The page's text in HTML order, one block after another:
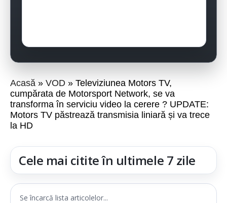
Acasă VOD
Televiziunea Motors TV,
cumpărata de Motorsport Network, se va
transforma în serviciu video la cerere ? UPDATE:
Motors TV păstrează transmisia liniară și va trece
la HD
Cele mai citite în ultimele 7 zile
Se încarcă lista articolelor...